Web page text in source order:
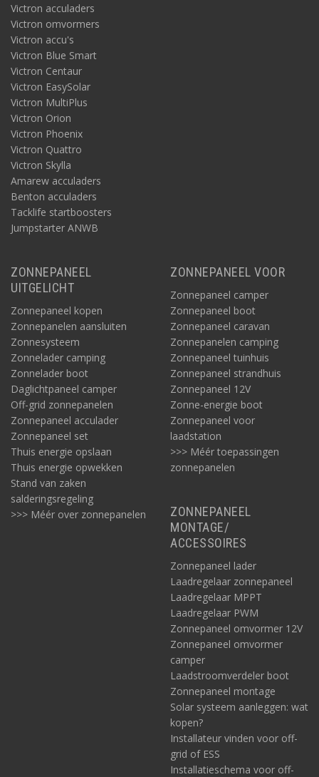
Sinus omvormer 2000W
Bijvoorbeelddeze
vermogen en 4000 Watt aan piekvermogen. Dit voorbeeld is een
omvormer die 12V gelijkstroom omzet naar 230V wisselstroom.
Sinus omvormer 2400W
Bijvoorbeeld
vermogen en 5500 Watt aan piekvermogen en is een
combinatie van een krachtige zuivere sinus omvormer met
geavanceerde acculader.
Sinus omvormer 2500W
Bijvoorbeelddeze
vermogen en 5000W aan piekvermogen en is perfect gebouwd
voor het zware werk.
Sinus omvormer 3000W
Bijvoorbeelddezesinus omvormer geeft zelfs een
piekvermogen van 9000 Watt en is een combinatie van een
krachtige zuivere sinus omvormer met geavanceerde acculader.
Sinus omvormer 3500W
Bijvoorbeeld deze
sinus omvormer geeft 3500 Watt aan
vermogen en is een zuivere sinus omvormer gecombineerd met
een krachtige 50A acculader voor 48V systemen.
Sinus omvormer 4000W
Bijvoorbeelddezesinus omvormer geeft 4000 Watt aan
vermogen en 7000 Watt aan piekvermogen en converteert een
24 V accuspanning naar een betrouwbare 230V spanning.
voor nog hogere vermogens.
Victron acculaders
Victron omvormers
Victron accu's
Victron Blue Smart
Victron Centaur
Victron EasySolar
Victron MultiPlus
Victron Orion
Victron Phoenix
Victron Quattro
Victron Skylla
Amarew acculaders
Benton acculaders
Tacklife startboosters
Jumpstarter ANWB
ZONNEPANEEL
UITGELICHT
Zonnepaneel kopen
Zonnepanelen aansluiten
Zonnesysteem
Zonnelader camping
Zonnelader boot
Daglichtpaneel camper
Off-grid zonnepanelen
Zonnepaneel acculader
Zonnepaneel set
Thuis energie opslaan
Thuis energie opwekken
Stand van zaken
salderingsregeling
>>> Méér over zonnepanelen
ZONNEPANEEL VOOR
Zonnepaneel camper
Zonnepaneel boot
Zonnepaneel caravan
Zonnepanelen camping
Zonnepaneel tuinhuis
Zonnepaneel strandhuis
Zonnepaneel 12V
Zonne-energie boot
Zonnepaneel voor
laadstation
>>> Méér toepassingen
zonnepanelen
ZONNEPANEEL
MONTAGE/
ACCESSOIRES
Zonnepaneel lader
Laadregelaar zonnepaneel
Laadregelaar MPPT
Laadregelaar PWM
Zonnepaneel omvormer 12V
Zonnepaneel omvormer
camper
Laadstroomverdeler boot
Zonnepaneel montage
Solar systeem aanleggen: wat
kopen?
Installateur vinden voor off-
grid of ESS
Installatieschema voor off-